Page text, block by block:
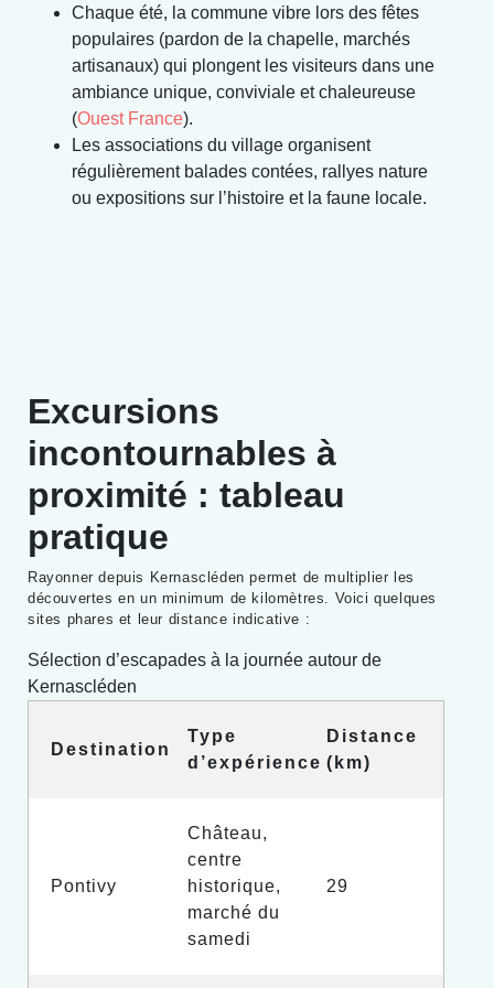
Chaque été, la commune vibre lors des fêtes
populaires (pardon de la chapelle, marchés
artisanaux) qui plongent les visiteurs dans une
ambiance unique, conviviale et chaleureuse
(Ouest France).
Les associations du village organisent
régulièrement balades contées, rallyes nature
ou expositions sur l’histoire et la faune locale.
Excursions
incontournables à
proximité : tableau
pratique
Rayonner depuis Kernascléden permet de multiplier les
découvertes en un minimum de kilomètres. Voici quelques
sites phares et leur distance indicative :
Sélection d’escapades à la journée autour de
Kernascléden
Destination
Type
d’expérience
Distance
(km)
Pontivy
Château,
centre
historique,
marché du
samedi
29